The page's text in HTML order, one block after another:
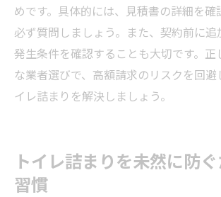
めです。具体的には、見積書の詳細を確
必ず質問しましょう。また、契約前に追
発生条件を確認することも大切です。
な業者選びで、高額請求のリスクを回避
イレ詰まりを解決しましょう。
トイレ詰まりを未然に防
習慣